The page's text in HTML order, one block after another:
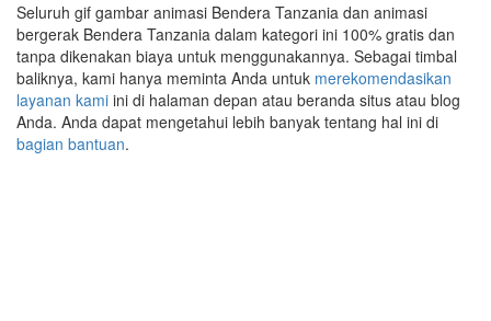
Seluruh gif gambar animasi Bendera Tanzania dan animasi
bergerak Bendera Tanzania dalam kategori ini 100% gratis dan
tanpa dikenakan biaya untuk menggunakannya. Sebagai timbal
baliknya, kami hanya meminta Anda untuk merekomendasikan
layanan kami ini di halaman depan atau beranda situs atau blog
Anda. Anda dapat mengetahui lebih banyak tentang hal ini di
bagian bantuan.